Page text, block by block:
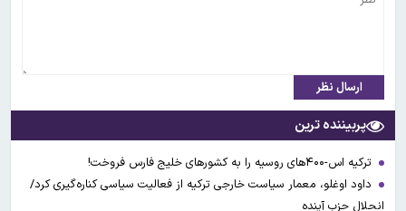
ارسال نظر
پربیننده ترین
ترکیه اس-۴۰۰های روسیه را به کشورهای خلیج فارس فروخت!
داود اوغلو، معمار سیاست خارجی ترکیه از فعالیت سیاسی کناره‌گیری کرد/
انحلال حزب آینده